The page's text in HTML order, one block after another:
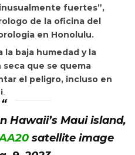
fuertes”,
de la oficina del
en Honolulu.
la baja humedad y la
que se quema
el peligro, incluso en
Hawaii’s Maui island,
satellite image